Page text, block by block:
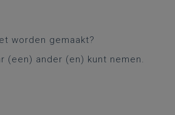
worden gemaakt?
(een) ander (en) kunt nemen.